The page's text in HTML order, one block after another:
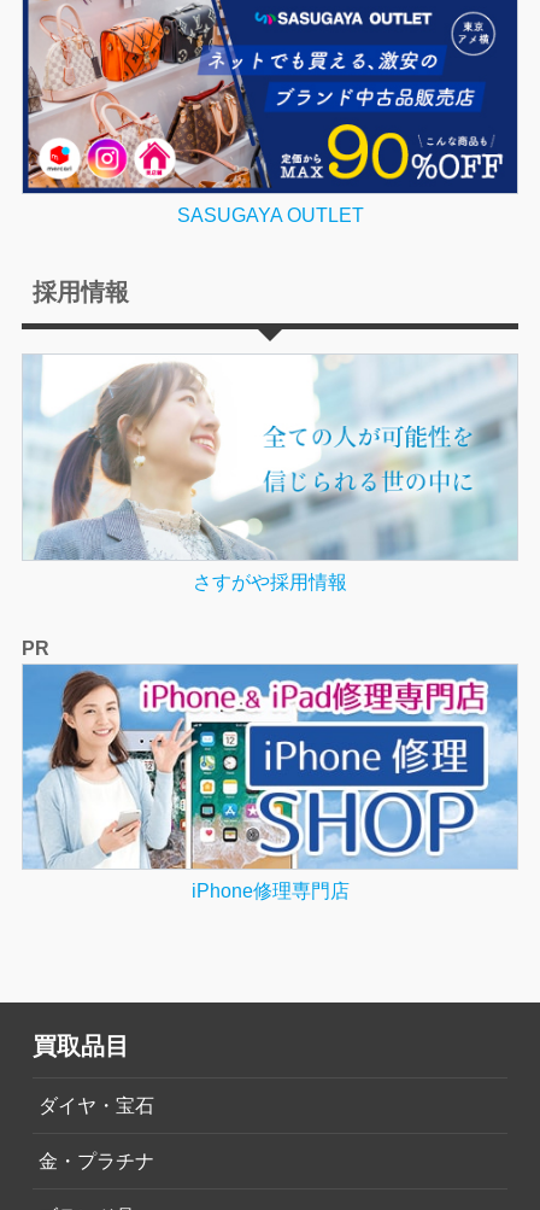
SASUGAYA OUTLET
採用情報
さすがや採用情報
PR
iPhone修理専門店
買取品目
ダイヤ・宝石
金・プラチナ